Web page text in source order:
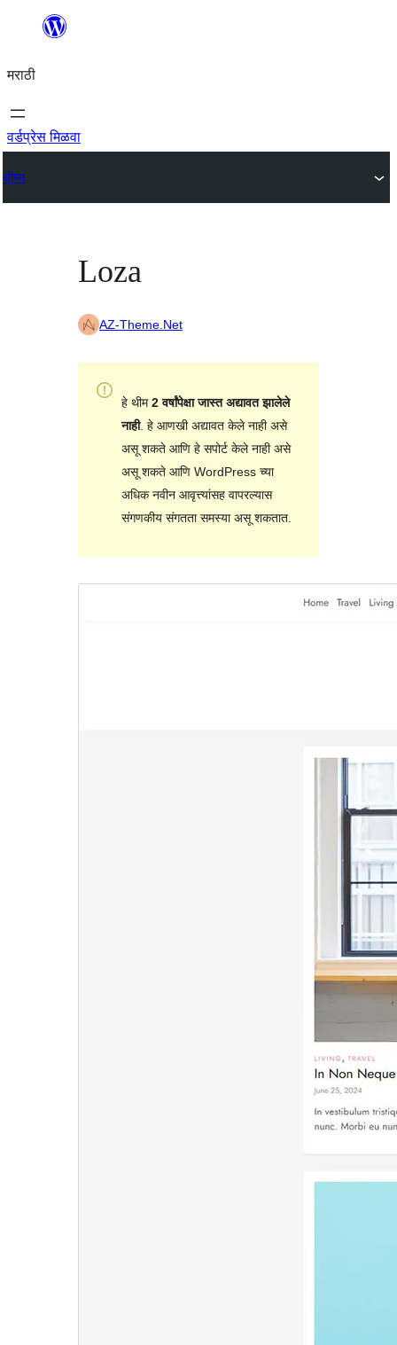
सामुग्रीवर
मराठी
वर्डप्रेस मिळवा
थीम्स
Loza
AZ-Theme.Net
हे थीम2 वर्षांपेक्षा जास्त अद्यावत झालेले
नाही. हे आणखी अद्यावत केले नाही असे
असू शकते आणि हे सपोर्ट केले नाही असे
असू शकते आणि WordPress च्या
अधिक नवीन आवृत्त्यांसह वापरल्यास
संगणकीय संगतता समस्या असू शकतात.